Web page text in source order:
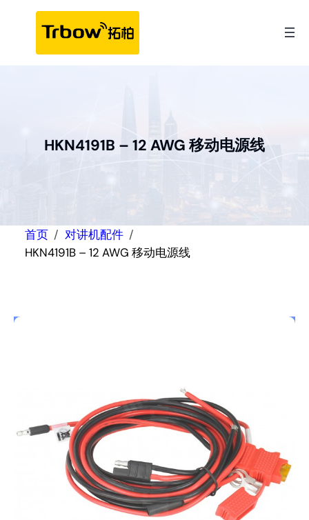
HKN4191B – 12 AWG 移动电源线
首页
对讲机配件
HKN4191B – 12 AWG 移动电源线